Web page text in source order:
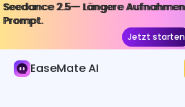
Seedance 2.5— Längere
Prompt.
Jetzt starten
Seedance 2.5— Längere
Prompt.
Jetzt starten
EaseMate AI
KI-Bild
Bild Effekte